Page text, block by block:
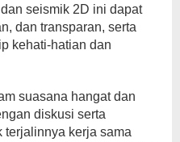
seismik 2D ini dapat
dan transparan, serta
kehati-hatian dan
suasana hangat dan
diskusi serta
terjalinnya kerja sama